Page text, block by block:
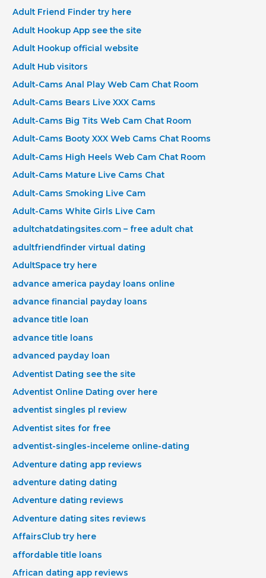
Adult Friend Finder try here
Adult Hookup App see the site
Adult Hookup official website
Adult Hub visitors
Adult-Cams Anal Play Web Cam Chat Room
Adult-Cams Bears Live XXX Cams
Adult-Cams Big Tits Web Cam Chat Room
Adult-Cams Booty XXX Web Cams Chat Rooms
Adult-Cams High Heels Web Cam Chat Room
Adult-Cams Mature Live Cams Chat
Adult-Cams Smoking Live Cam
Adult-Cams White Girls Live Cam
adultchatdatingsites.com – free adult chat
adultfriendfinder virtual dating
AdultSpace try here
advance america payday loans online
advance financial payday loans
advance title loan
advance title loans
advanced payday loan
Adventist Dating see the site
Adventist Online Dating over here
adventist singles pl review
Adventist sites for free
adventist-singles-inceleme online-dating
Adventure dating app reviews
adventure dating dating
Adventure dating reviews
Adventure dating sites reviews
AffairsClub try here
affordable title loans
African dating app reviews